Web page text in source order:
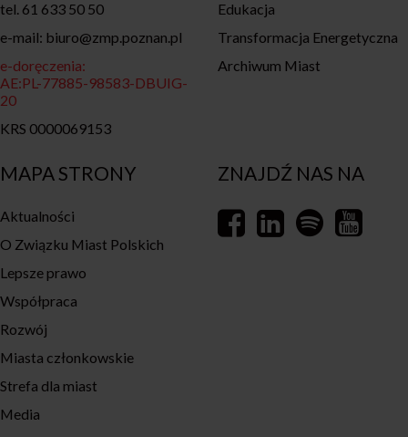
MAPA STRONY
Aktualności
O Związku Miast Polskich
Lepsze prawo
Współpraca
Rozwój
Miasta członkowskie
Strefa dla miast
Media
tel. 61 633 50 50
e-mail: biuro@zmp.poznan.pl
e-doręczenia:
AE:PL-77885-98583-DBUIG-
20
KRS 0000069153
Edukacja
Transformacja Energetyczna
Archiwum Miast
ZNAJDŹ NAS NA